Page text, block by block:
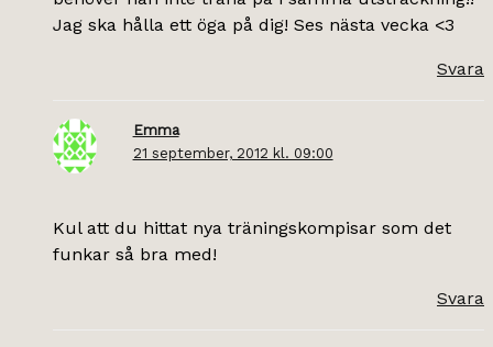
Jag ska hålla ett öga på dig! Ses nästa vecka <3
Svara
Emma
21 september, 2012 kl. 09:00
Kul att du hittat nya träningskompisar som det
funkar så bra med!
Svara